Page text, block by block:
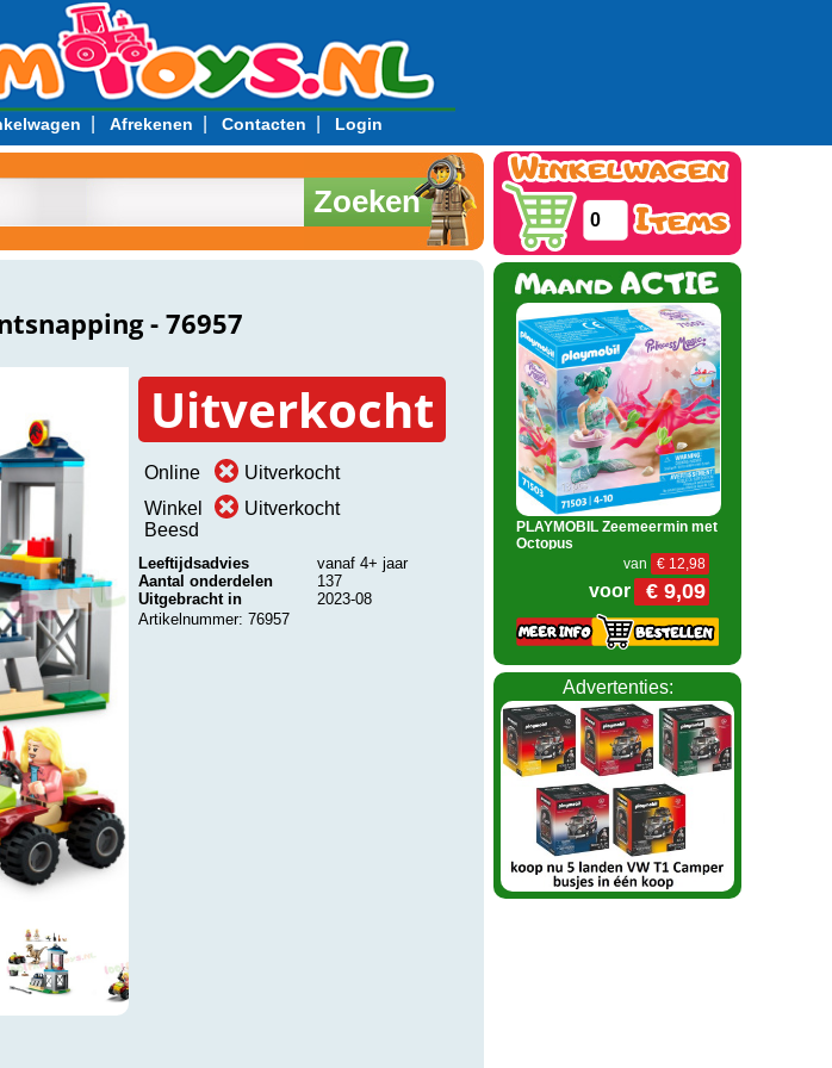
Afrekenen Contacten Login
Zoeken
- 76957
Uitverkocht
Online
Uitverkocht
Winkel
Beesd
Uitverkocht
Leeftijdsadvies
vanaf 4+ jaar
Aantal onderdelen
137
Uitgebracht in
2023-08
Artikelnummer: 76957
0
PLAYMOBIL Zeemeermin met
Octopus
€ 12,98
van
€ 9,09
voor
Advertenties: